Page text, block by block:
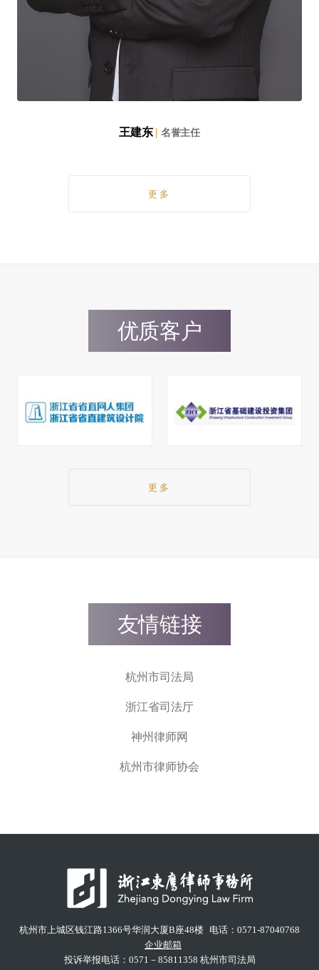
王建东 | 名誉主任
更多
优质客户
更多
友情链接
杭州市司法局
浙江省司法厅
神州律师网
杭州市律师协会
杭州市上城区钱江路1366号华润大厦B座48楼
电话：0571-87040768
企业邮箱
投诉举报电话：0571－85811358 杭州市司法局